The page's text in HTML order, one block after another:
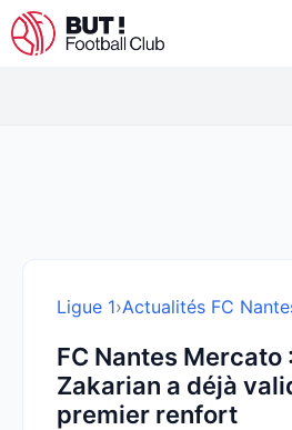
Aller
au
Ligue 1›Actualités FC
FC Nantes Mercato
Zakarian a déjà
premier renfort